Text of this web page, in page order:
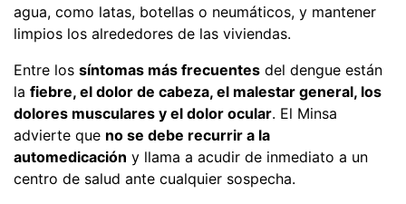
agua, como latas, botellas o neumáticos, y mantener
limpios los alrededores de las viviendas.
Entre los síntomas más frecuentes del dengue están
la fiebre, el dolor de cabeza, el malestar general, los
dolores musculares y el dolor ocular. El Minsa
advierte que no se debe recurrir a la
automedicación y llama a acudir de inmediato a un
centro de salud ante cualquier sospecha.